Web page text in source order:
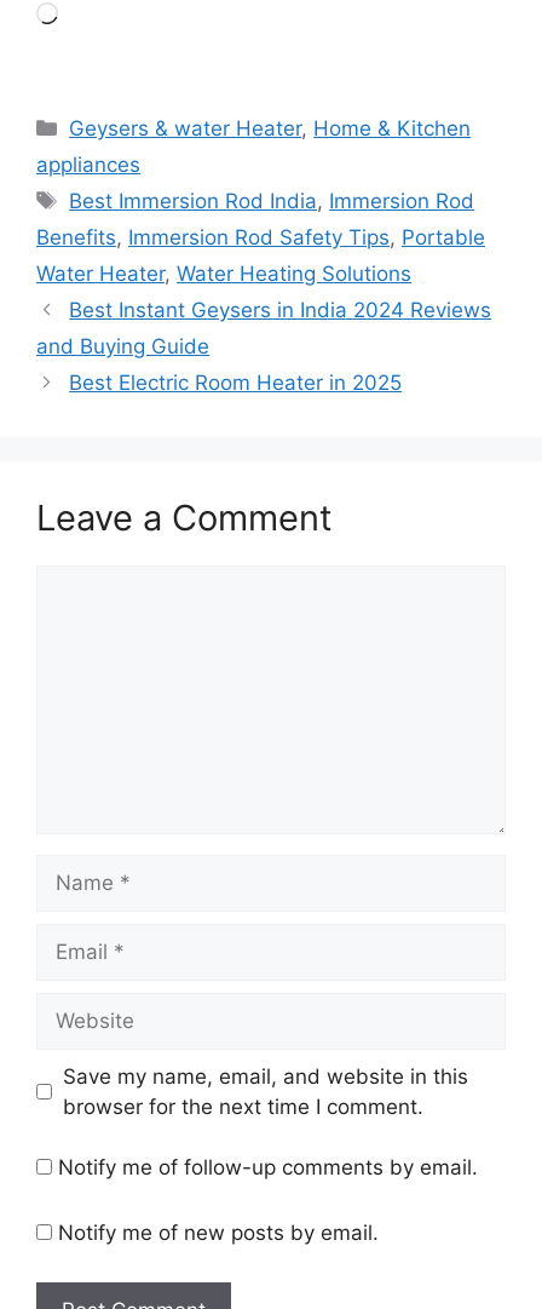
Loading…
Categories
Geysers & water Heater, Home & Kitchen
appliances
Tags
Best Immersion Rod India, Immersion Rod
Benefits, Immersion Rod Safety Tips, Portable
Water Heater, Water Heating Solutions
Best Instant Geysers in India 2024 Reviews
and Buying Guide
Best Electric Room Heater in 2025
Leave a Comment
Save my name, email, and website in this
browser for the next time I comment.
Notify me of follow-up comments by email.
Notify me of new posts by email.